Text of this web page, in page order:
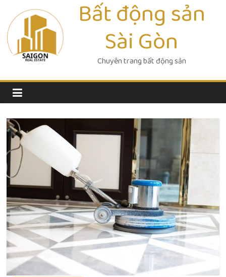
content
Bất động sản
Sài Gòn
Chuyên trang bất động sản